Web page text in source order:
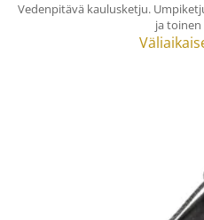
Vedenpitävä kaulusketju.
ja